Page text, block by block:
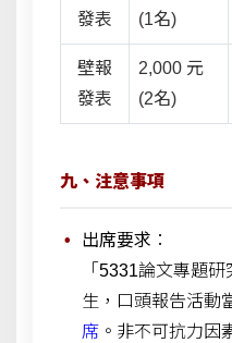
發表
(1名)
壁報
發表
2,000 元
(2名)
九、注意事項
出席要求 ：
「5331論文專題
生，口頭報告活動
席 。非不可抗力因